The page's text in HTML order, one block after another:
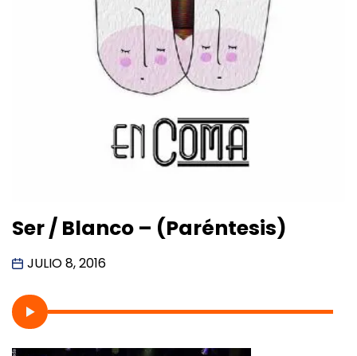
Ser / Blanco – (Paréntesis)
JULIO 8, 2016